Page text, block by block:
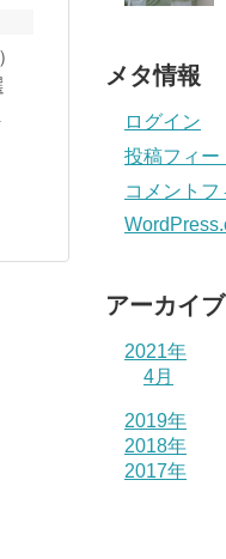
メタ情報
ログイン
投稿フィー
コメントフ
アーカイブ
2021年
4月
2019年
2018年
2017年